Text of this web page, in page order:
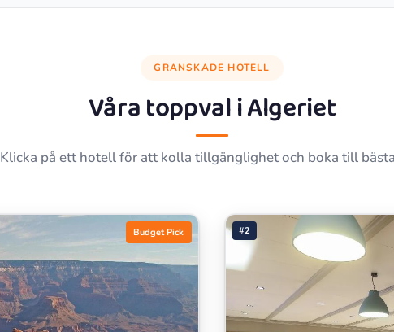
GRANSKADE HOTELL
Våra toppval iAlgeriet
Klicka på ett hotell för att kolla tillgänglighet och boka till
Budget Pick #2